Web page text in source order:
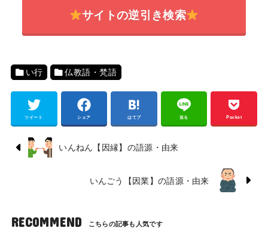
サイトの逆引き検索
い行 仏教語・梵語
ツイート シェア はてブ 送る Pocket
いんねん【因縁】の語源・由来
いんごう【因業】の語源・由来
RECOMMEND